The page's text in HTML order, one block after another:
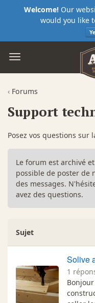
Welcome! Our
would you like
‹ Forums
Support
Posez vos questions sur
Le forum est archivé
possible de poster de
des messages.
avez des questions.
Sujet
Solive
1